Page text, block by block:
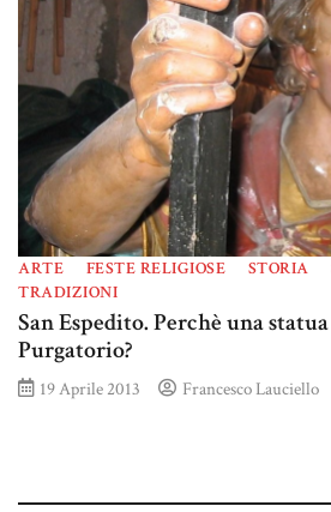
ARTE FESTE RELIGIOSE STORIA
TRADIZIONI
San Espedito. Perchè una
Purgatorio?
19 Aprile 2013 Francesco Lauciello